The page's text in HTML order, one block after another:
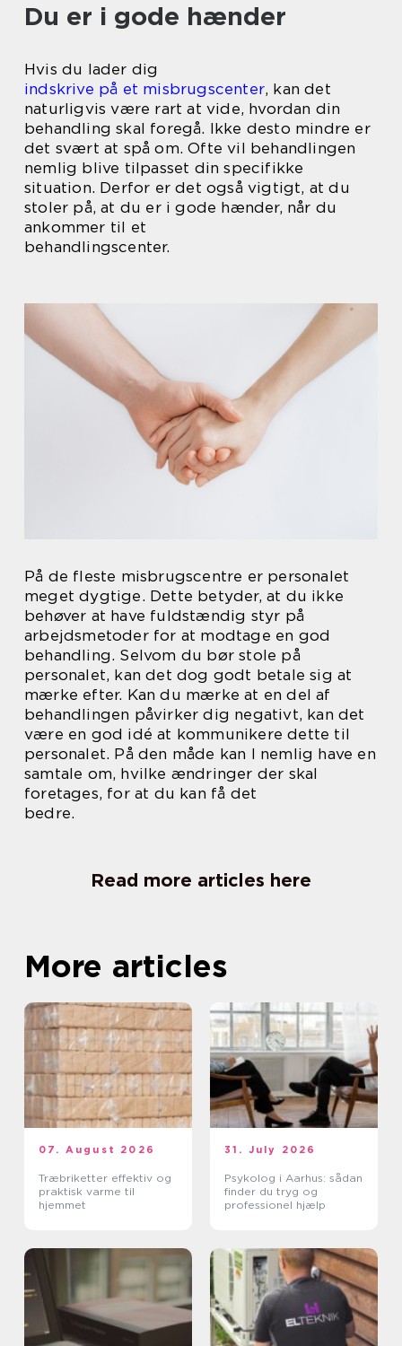
Du er i gode hænder
Hvis du lader dig
indskrive på et misbrugscenter, kan det
naturligvis være rart at vide, hvordan din
behandling skal foregå. Ikke desto mindre er
det svært at spå om. Ofte vil behandlingen
nemlig blive tilpasset din specifikke
situation. Derfor er det også vigtigt, at du
stoler på, at du er i gode hænder, når du
ankommer til et
behandlingscenter.
På de fleste misbrugscentre er personalet
meget dygtige. Dette betyder, at du ikke
behøver at have fuldstændig styr på
arbejdsmetoder for at modtage en god
behandling. Selvom du bør stole på
personalet, kan det dog godt betale sig at
mærke efter. Kan du mærke at en del af
behandlingen påvirker dig negativt, kan det
være en god idé at kommunikere dette til
personalet. På den måde kan I nemlig have en
samtale om, hvilke ændringer der skal
foretages, for at du kan få det
bedre.
Read more articles here
More articles
07. August 2026
Træbriketter effektiv og
praktisk varme til
hjemmet
31. July 2026
Psykolog i Aarhus: sådan
finder du tryg og
professionel hjælp